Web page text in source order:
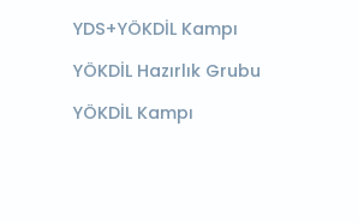
YDS+YÖKDİL Kampı
YÖKDİL Hazırlık Grubu
YÖKDİL Kampı